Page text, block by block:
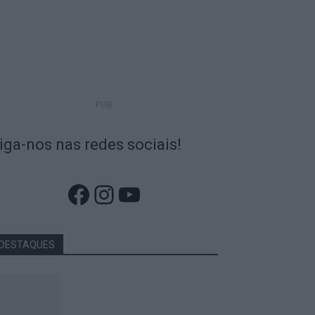
nos nas redes sociais!
Facebook
Instagram
YouTube